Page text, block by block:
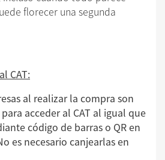
florecer una segunda
CAT:
al realizar la compra son
acceder al CAT al igual que
código de barras o QR en
es necesario canjearlas en